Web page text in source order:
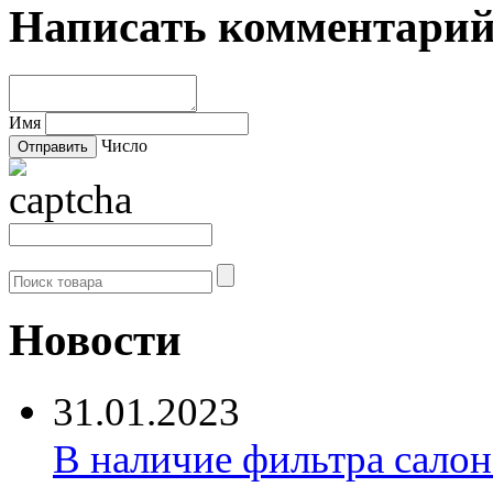
Написать
Имя
Число
Новости
31.01.2023
В наличие фильтра